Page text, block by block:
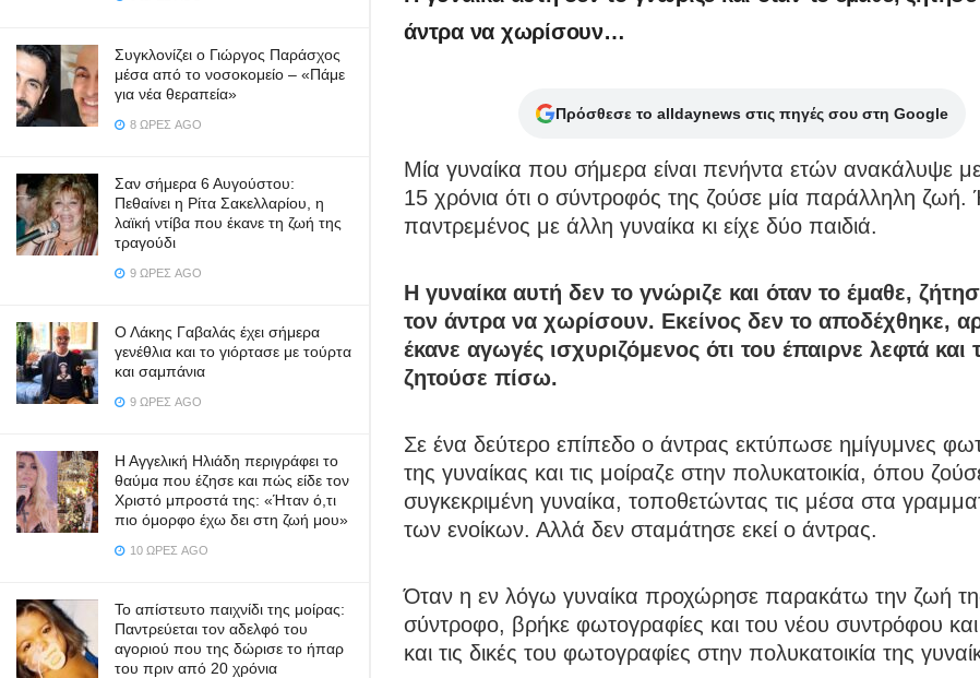
Συγκλονίζει ο Γιώργος Παράσχος
μέσα από το νοσοκομείο – «Πάμε
για νέα θεραπεία»
8 ΏΡΕΣ AGO
Σαν σήμερα 6 Αυγούστου:
Πεθαίνει η Ρίτα Σακελλαρίου, η
λαϊκή ντίβα που έκανε τη ζωή της
τραγούδι
9 ΏΡΕΣ AGO
Ο Λάκης Γαβαλάς έχει σήμερα
γενέθλια και το γιόρτασε με τούρτα
και σαμπάνια
9 ΏΡΕΣ AGO
Η Αγγελική Ηλιάδη περιγράφει το
θαύμα που έζησε και πώς είδε τον
Χριστό μπροστά της: «Ήταν ό,τι
πιο όμορφο έχω δει στη ζωή μου»
10 ΏΡΕΣ AGO
Το απίστευτο παιχνίδι της μοίρας:
Παντρεύεται τον αδελφό του
αγοριού που της δώρισε το ήπαρ
του πριν από 20 χρόνια
άντρα να χωρίσουν…
Πρόσθεσε το alldaynews στις πηγές σου στη Google
Μία γυναίκα που σήμερα είναι πενήντα ετών ανακάλυψε
15 χρόνια ότι ο σύντροφός της ζούσε μία παράλληλη ζωή.
παντρεμένος με άλλη γυναίκα κι είχε δύο παιδιά.
Η γυναίκα αυτή δεν το γνώριζε και όταν το έμαθε,
τον άντρα να χωρίσουν. Εκείνος δεν το αποδέχθηκε,
έκανε αγωγές ισχυριζόμενος ότι του έπαιρνε λεφτά και
ζητούσε πίσω.
Σε ένα δεύτερο επίπεδο ο άντρας εκτύπωσε ημίγυμνες
της γυναίκας και τις μοίραζε στην πολυκατοικία, όπου
συγκεκριμένη γυναίκα, τοποθετώντας τις μέσα στα
των ενοίκων. Αλλά δεν σταμάτησε εκεί ο άντρας.
Όταν η εν λόγω γυναίκα προχώρησε παρακάτω την ζωή
σύντροφο, βρήκε φωτογραφίες και του νέου συντρόφου
και τις δικές του φωτογραφίες στην πολυκατοικία της